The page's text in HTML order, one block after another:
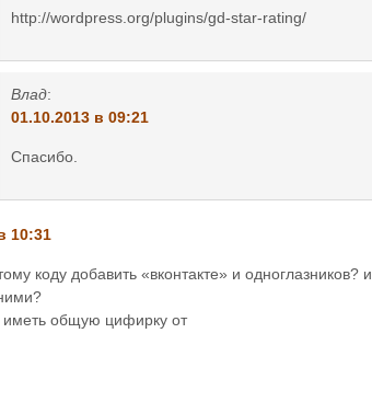
http://wordpress.org/plugins/gd-star-rating/
Влад:
01.10.2013 в 09:21
Спасибо.
10:31
коду добавить «вконтакте» и одноглазников?
иметь общую цифирку от